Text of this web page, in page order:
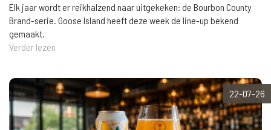
Elk jaar wordt er reikhalzend naar uitgekeken: de Bourbon County
Brand-serie. Goose Island heeft deze week de line-up bekend
gemaakt.
Verder lezen
22-07-26